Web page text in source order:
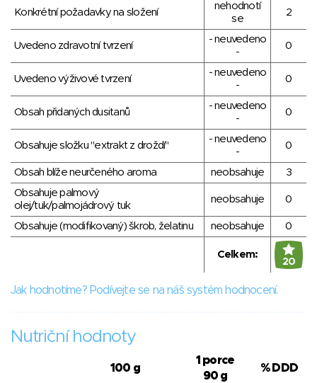
Konkrétní požadavky na složení
nehodnotí
se
2
Uvedeno zdravotní tvrzení
- neuvedeno
-
0
Uvedeno výživové tvrzení
- neuvedeno
-
0
Obsah přidaných dusitanů
- neuvedeno
-
0
Obsahuje složku "extrakt z droždí"
- neuvedeno
-
0
Obsah blíže neurčeného aroma neobsahuje
3
Obsahuje palmový
olej/tuk/palmojádrový tuk
neobsahuje 0
Obsahuje (modifikovaný) škrob, želatinu neobsahuje 0
Celkem:
20
Jak hodnotíme? Podívejte se na náš systém hodnocení.
Nutriční hodnoty
100 g
1 porce
90 g
% DDD